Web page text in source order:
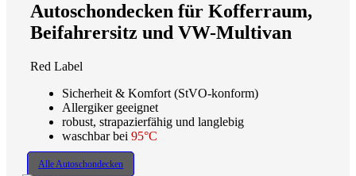
Autoschondecken für Kofferraum,
Beifahrersitz und VW-Multivan
Red Label
Sicherheit & Komfort (StVO-konform)
Allergiker geeignet
robust, strapazierfähig und langlebig
waschbar bei 95°C
Alle Autoschondecken